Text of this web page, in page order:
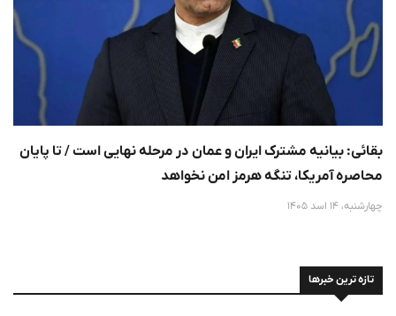
بقائی: بیانیه مشترک ایران و عمان در مرحله نهایی است / تا پایان
محاصره آمریکا، تنگه هرمز امن نخواهد
چهارشنبه، 14 اسد 1405
تازه ترین خبرها